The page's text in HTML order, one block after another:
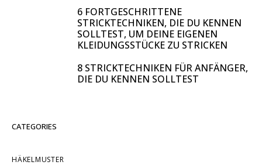
6 FORTGESCHRITTENE
STRICKTECHNIKEN, DIE DU KENNEN
SOLLTEST, UM DEINE EIGENEN
KLEIDUNGSSTÜCKE ZU STRICKEN
8 STRICKTECHNIKEN FÜR ANFÄNGER,
DIE DU KENNEN SOLLTEST
CATEGORIES
HÄKELMUSTER